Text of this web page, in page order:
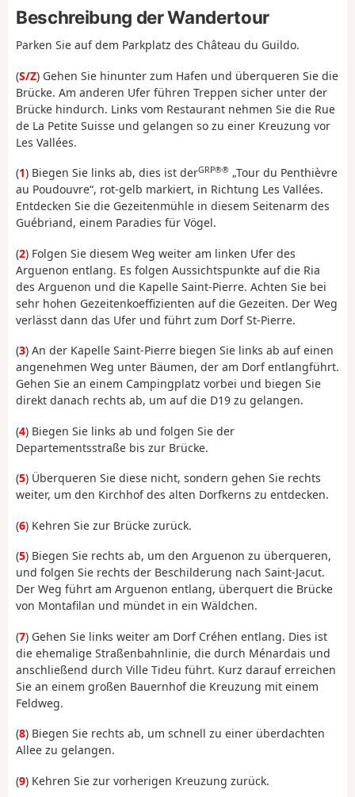
Beschreibung der Wandertour
Parken Sie auf dem Parkplatz des Château du Guildo.
(S/Z) Gehen Sie hinunter zum Hafen und überqueren Sie die
Brücke. Am anderen Ufer führen Treppen sicher unter der
Brücke hindurch. Links vom Restaurant nehmen Sie die Rue
de La Petite Suisse und gelangen so zu einer Kreuzung vor
Les Vallées.
(1) Biegen Sie links ab, dies ist derGRP®® „Tour du Penthièvre
au Poudouvre“, rot-gelb markiert, in Richtung Les Vallées.
Entdecken Sie die Gezeitenmühle in diesem Seitenarm des
Guébriand, einem Paradies für Vögel.
(2) Folgen Sie diesem Weg weiter am linken Ufer des
Arguenon entlang. Es folgen Aussichtspunkte auf die Ria
des Arguenon und die Kapelle Saint-Pierre. Achten Sie bei
sehr hohen Gezeitenkoeffizienten auf die Gezeiten. Der Weg
verlässt dann das Ufer und führt zum Dorf St-Pierre.
(3) An der Kapelle Saint-Pierre biegen Sie links ab auf einen
angenehmen Weg unter Bäumen, der am Dorf entlangführt.
Gehen Sie an einem Campingplatz vorbei und biegen Sie
direkt danach rechts ab, um auf die D19 zu gelangen.
(4) Biegen Sie links ab und folgen Sie der
Departementsstraße bis zur Brücke.
(5) Überqueren Sie diese nicht, sondern gehen Sie rechts
weiter, um den Kirchhof des alten Dorfkerns zu entdecken.
(6) Kehren Sie zur Brücke zurück.
(5) Biegen Sie rechts ab, um den Arguenon zu überqueren,
und folgen Sie rechts der Beschilderung nach Saint-Jacut.
Der Weg führt am Arguenon entlang, überquert die Brücke
von Montafilan und mündet in ein Wäldchen.
(7) Gehen Sie links weiter am Dorf Créhen entlang. Dies ist
die ehemalige Straßenbahnlinie, die durch Ménardais und
anschließend durch Ville Tideu führt. Kurz darauf erreichen
Sie an einem großen Bauernhof die Kreuzung mit einem
Feldweg.
(8) Biegen Sie rechts ab, um schnell zu einer überdachten
Allee zu gelangen.
(9) Kehren Sie zur vorherigen Kreuzung zurück.